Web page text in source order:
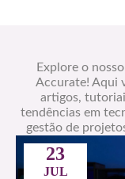
Explore o
Accurate! Aqui
artigos,
tendências em
gestão de
23
JUL